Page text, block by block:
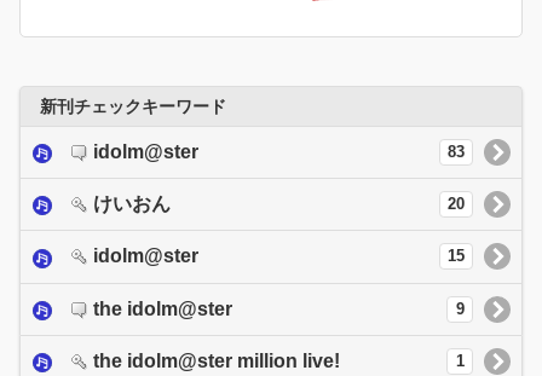
新刊チェックキーワード
idolm@ster 83
けいおん 20
idolm@ster 15
the idolm@ster 9
the idolm@ster million live! 1